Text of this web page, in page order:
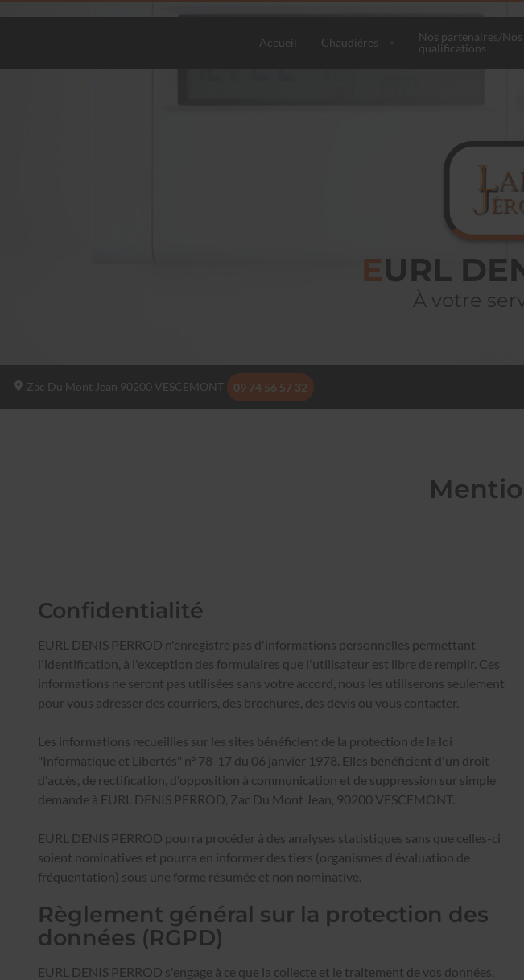
EURL
À votre
Zac Du Mont Jean 90200 VESCEMONT 09 74 56 57 32
Accueil Chaudières
Nos partenaires/Nos
qualifications
Confidentialité
EURL DENIS PERROD n'enregistre pas d'informations personnelles permettant
l'identification, à l'exception des formulaires que l'utilisateur est libre de remplir. Ces
informations ne seront pas utilisées sans votre accord, nous les utiliserons seulement
pour vous adresser des courriers, des brochures, des devis ou vous contacter.
Les informations recueillies sur les sites bénéficient de la protection de la loi
"Informatique et Libertés" n° 78-17 du 06 janvier 1978. Elles bénéficient d'un droit
d'accès, de rectification, d'opposition à communication et de suppression sur simple
demande à EURL DENIS PERROD, Zac Du Mont Jean, 90200 VESCEMONT.
EURL DENIS PERROD pourra procéder à des analyses statistiques sans que celles-ci
soient nominatives et pourra en informer des tiers (organismes d'évaluation de
fréquentation) sous une forme résumée et non nominative.
Règlement général sur la protection des
données (RGPD)
EURL DENIS PERROD s'engage à ce que la collecte et le traitement de vos données,